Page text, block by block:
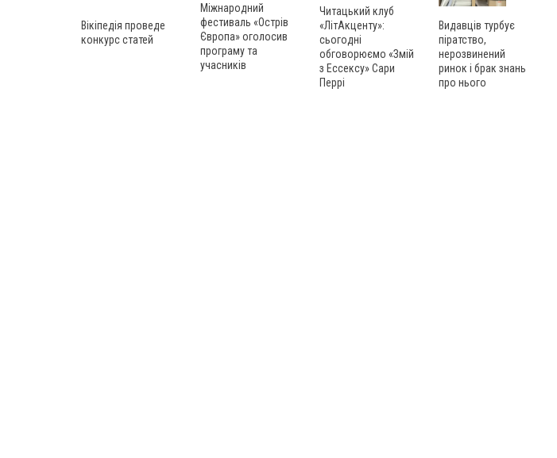
Вікіпедія проведе
конкурс статей
Міжнародний
фестиваль «Острів
Європа» оголосив
програму та
учасників
Читацький клуб
«ЛітАкценту»:
сьогодні
обговорюємо «Змій
з Ессексу» Сари
Перрі
Видавців турбує
піратство,
нерозвинений
ринок і брак знань
про нього